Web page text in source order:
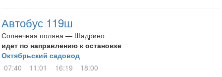
Автобус 119ш
Солнечная поляна — Шадрино
идет по направлению к остановке
Октябрьский садовод
07:40
11:01 16:19 18:00